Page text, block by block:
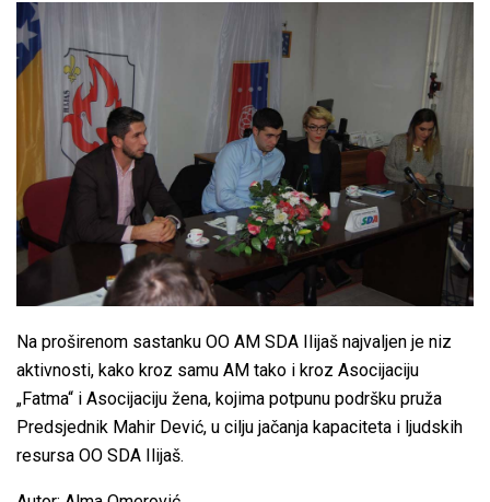
Na proširenom sastanku OO AM SDA Ilijaš najvaljen je niz
aktivnosti, kako kroz samu AM tako i kroz Asocijaciju
„Fatma“ i Asocijaciju žena, kojima potpunu podršku pruža
Predsjednik Mahir Dević, u cilju jačanja kapaciteta i ljudskih
resursa OO SDA Ilijaš.